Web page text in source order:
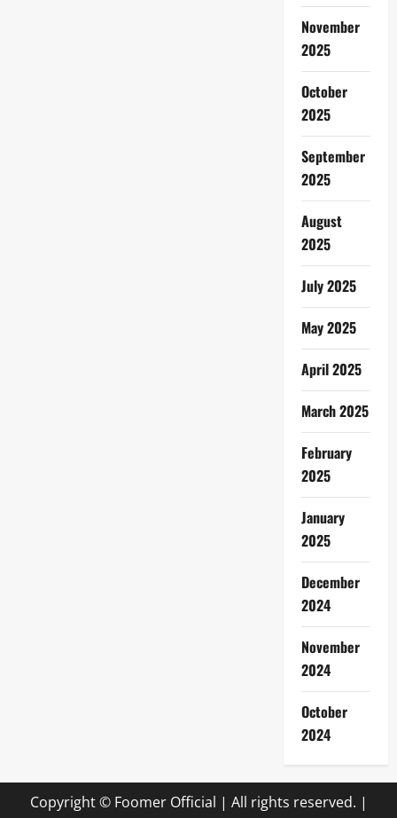
November
2025
October
2025
September
2025
August
2025
July 2025
May 2025
April 2025
March 2025
February
2025
January
2025
December
2024
November
2024
October
2024
Copyright © Foomer Official | All rights reserved. |